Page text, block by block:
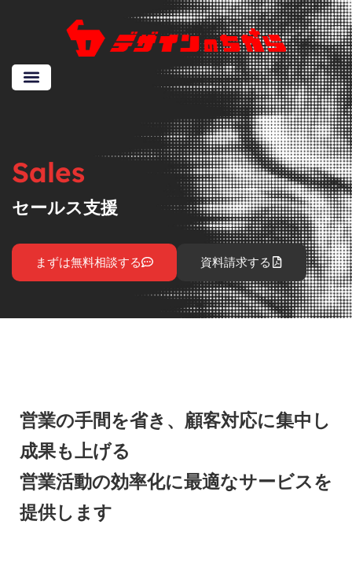
Sales
セールス支援
まずは無料相談する 資料請求する
営業の手間を省き、顧客対応に集中し
成果も上げる
営業活動の効率化に最適なサービスを
提供します